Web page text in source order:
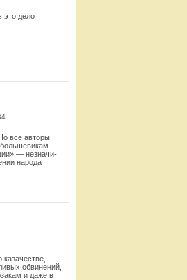
это дело
все авторы
— незначи­
народа
обвинений,
и даже в